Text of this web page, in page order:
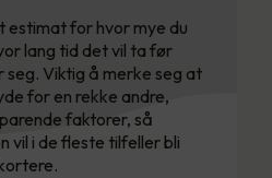
estimat for hvor mye du
lang tid det vil ta før
seg. Viktig å merke seg at
for en rekke andre,
faktorer, så
vil i de fleste tilfeller bli